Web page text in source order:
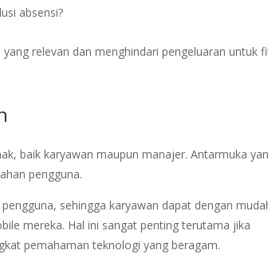
absensi?
relevan dan menghindari pengeluaran untuk
baik karyawan maupun manajer. Antarmuka
pengguna.
sehingga karyawan dapat dengan
mereka. Hal ini sangat penting terutama jika
pemahaman teknologi yang beragam.